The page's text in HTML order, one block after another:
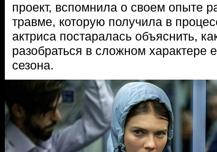
проект, вспомнила о своем опыте
травме, которую получила в
актриса постаралась объяснить,
разобраться в сложном характере
сезона.